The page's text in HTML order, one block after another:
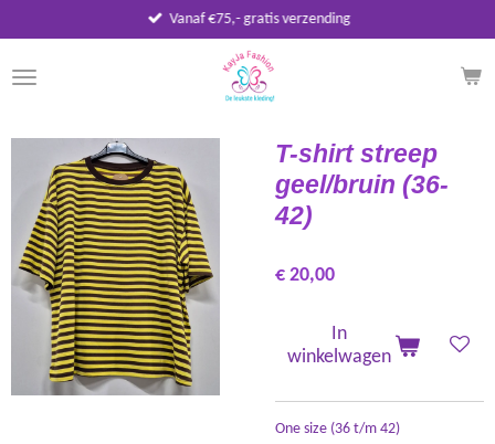
direct
naar
de
Vanaf €75,- gratis verzending
T-shirt streep
geel/bruin (36-
42)
€ 20,00
In
winkelwagen
One size (36 t/m 42)